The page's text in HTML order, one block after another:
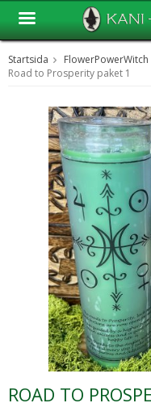
Produkten
Startsida
Road to Prosperity paket 1
ROAD TO